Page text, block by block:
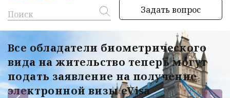
Задать вопрос
Все обладатели биометрического
вида на жительство теперь могут
подать заявление на получение
электронной визы eVisa